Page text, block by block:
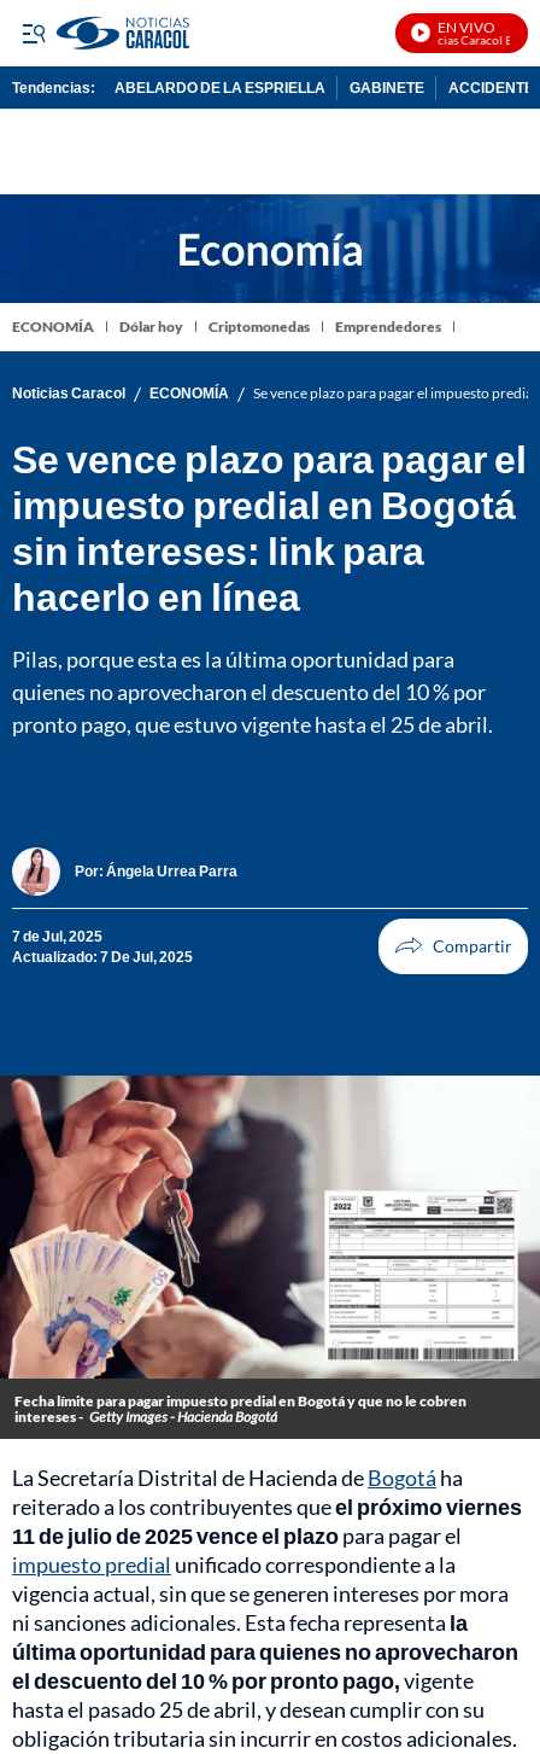
EN VIVO
Noticias Caracol En Vivo
Tendencias: ABELARDO DE LA ESPRIELLA GABINETE ACCIDENTE
ECONOMÍA Dólar hoy Criptomonedas Emprendedores
Noticias Caracol / ECONOMÍA / Se vence plazo para pagar el impuesto
Se vence plazo para pagar el
impuesto predial en Bogotá
sin intereses: link para
hacerlo en línea
Pilas, porque esta es la última oportunidad para
quienes no aprovecharon el descuento del 10 % por
pronto pago, que estuvo vigente hasta el 25 de abril.
Por: Ángela Urrea Parra
7 de Jul, 2025
Actualizado: 7 De Jul, 2025
Fecha límite para pagar impuesto predial en Bogotá y que no le cobren
intereses - Getty Images - Hacienda Bogotá
La Secretaría Distrital de Hacienda deBogotá ha
reiterado a los contribuyentes queel próximo viernes
11 de julio de 2025 vence el plazopara pagar el
impuesto predial unificado correspondiente a la
vigencia actual, sin que se generen intereses por mora
ni sanciones adicionales. Esta fecha representa la
última oportunidad para quienes no aprovecharon
el descuento del 10 % por pronto pago,vigente
hasta el pasado 25 de abril, y desean cumplir con su
obligación tributaria sin incurrir en costos adicionales.